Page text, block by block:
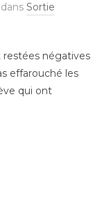
dans Sortie
restées négatives
effarouché les
qui ont